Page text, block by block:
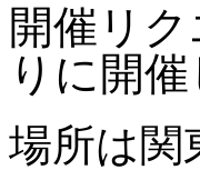
開催リ
りに開催
場所は関